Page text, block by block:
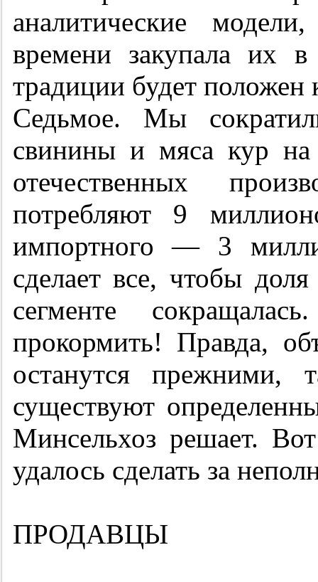
аналитические
времени закупала их
традиции будет положен
Седьмое. Мы
свинины и мяса кур
отечественных
потребляют 9
импортного — 3
сделает все, чтобы
сегменте
прокормить! Правда,
останутся прежними,
существуют
Минсельхоз решает.
удалось сделать за
ПРОДАВЦЫ